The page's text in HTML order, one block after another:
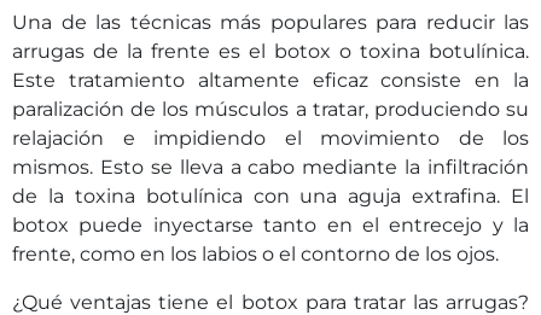
Una de las técnicas más populares para reducir las
arrugas de la frente es el botox o toxina botulínica.
Este tratamiento altamente eficaz consiste en la
paralización de los músculos a tratar, produciendo su
relajación e impidiendo el movimiento de los
mismos. Esto se lleva a cabo mediante la infiltración
de la toxina botulínica con una aguja extrafina. El
botox puede inyectarse tanto en el entrecejo y la
frente, como en los labios o el contorno de los ojos.
¿Qué ventajas tiene el botox para tratar las arrugas?